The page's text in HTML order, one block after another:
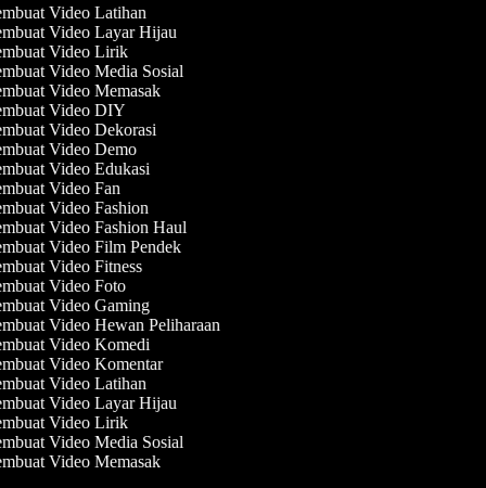
Video Latihan
Video Layar Hijau
Video Lirik
Video Media Sosial
Video Memasak
Video DIY
Video Dekorasi
Video Demo
Video Edukasi
Video Fan
Video Fashion
Video Fashion Haul
Video Film Pendek
Video Fitness
Video Foto
Video Gaming
Video Hewan Peliharaan
Video Komedi
Video Komentar
Video Latihan
Video Layar Hijau
Video Lirik
Video Media Sosial
Video Memasak